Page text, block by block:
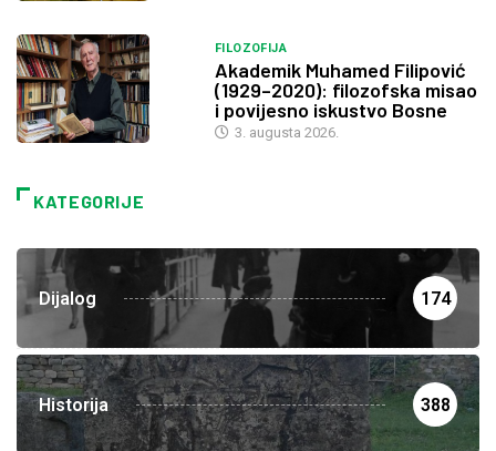
FILOZOFIJA
Akademik Muhamed Filipović
(1929–2020): filozofska misao
i povijesno iskustvo Bosne
3. augusta 2026.
KATEGORIJE
Dijalog 174
Historija 388